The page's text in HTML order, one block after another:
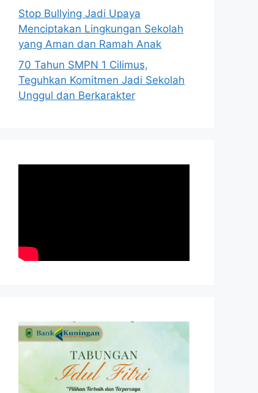
Stop Bullying Jadi Upaya
Menciptakan Lingkungan Sekolah
yang Aman dan Ramah Anak
70 Tahun SMPN 1 Cilimus,
Teguhkan Komitmen Jadi Sekolah
Unggul dan Berkarakter